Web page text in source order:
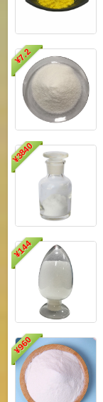
¥
7.2
¥
3840
¥
144
¥
960